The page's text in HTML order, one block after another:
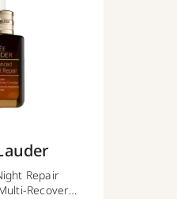
Repair
Recovery